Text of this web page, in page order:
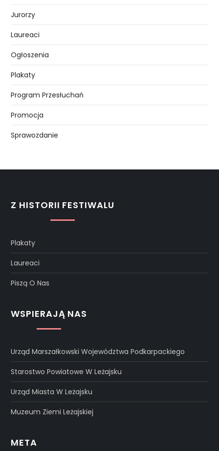
Jurorzy
Laureaci
Ogłoszenia
Plakaty
Program Przesłuchań
Promocja
Sprawozdanie
Z HISTORII FESTIWALU
Plakaty
Laureaci
Piszą O Nas
WSPIERAJĄ NAS
Urząd Marszałkowski Województwa Podkarpackiego
Starostwo Powiatowe W Leżajsku
Urząd Miasta W Leżajsku
Muzeum Ziemi Leżajskiej
META